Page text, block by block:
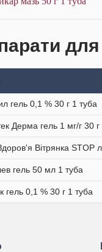
для
гель 0,1 % 30 г 1 туба
Дерма гель 1 мг/г 30 г
Вітрянка
гель 50 мл 1 туба
гель 0,1 % 30 г 1 туба